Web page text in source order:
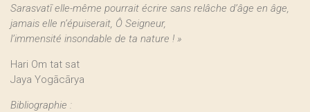
Sarasvatī elle-même pourrait écrire sans relâche d’âge en âge,
jamais elle n’épuiserait, Ô Seigneur,
l’immensité insondable de ta nature ! »
Hari Om tat sat
Jaya Yogācārya
Bibliographie :